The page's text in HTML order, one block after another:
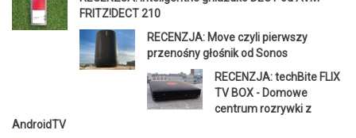
FRITZ!DECT 210
RECENZJA: Move czyli pierwszy
przenośny głośnik od Sonos
RECENZJA: techBite FLIX
TV BOX - Domowe
centrum rozrywki z
AndroidTV